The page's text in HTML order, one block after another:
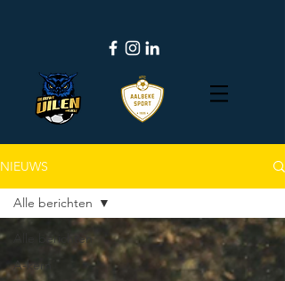
NIEUWS
Alle berichten
A-kern
Alle berichten